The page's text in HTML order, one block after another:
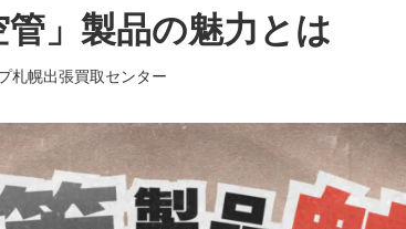
」製品の魅力とは
札幌出張買取センター